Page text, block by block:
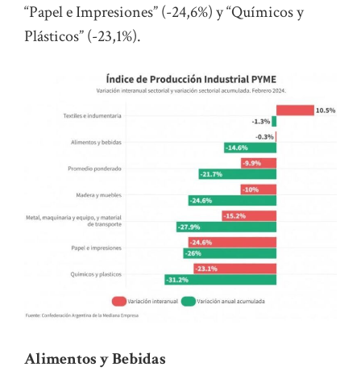
“Papel e Impresiones” (-24,6%) y “Químicos y
Plásticos” (-23,1%).
Alimentos y Bebidas